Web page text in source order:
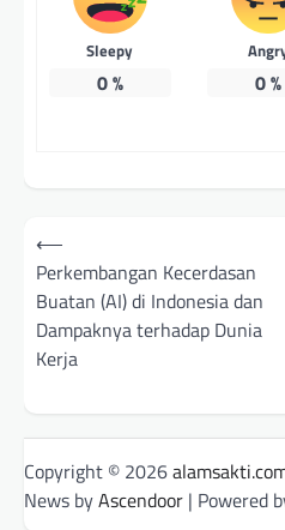
Sleepy
0% 0%
Post
navigation
⟵
Perkembangan Kecerdasan
Buatan (AI) di Indonesia dan
Dampaknya terhadap Dunia
Kerja
Copyright © 2026
News byAscendoor | Powered